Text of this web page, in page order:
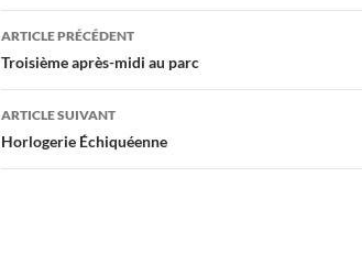
Navigation
des
articles
ARTICLE PRÉCÉDENT
Troisième après-midi au parc
ARTICLE SUIVANT
Horlogerie Échiquéenne